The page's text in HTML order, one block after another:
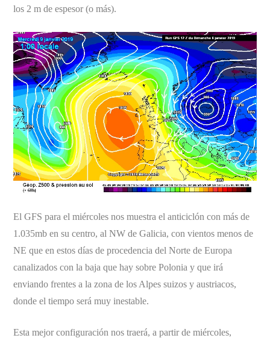
los 2 m de espesor (o más).
El GFS para el miércoles nos muestra el anticiclón con más de
1.035mb en su centro, al NW de Galicia, con vientos menos de
NE que en estos días de procedencia del Norte de Europa
canalizados con la baja que hay sobre Polonia y que irá
enviando frentes a la zona de los Alpes suizos y austriacos,
donde el tiempo será muy inestable.
Esta mejor configuración nos traerá, a partir de miércoles,